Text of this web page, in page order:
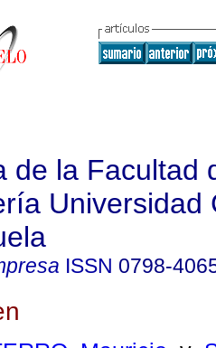
de la Facultad
Universidad
ISSN 0798-